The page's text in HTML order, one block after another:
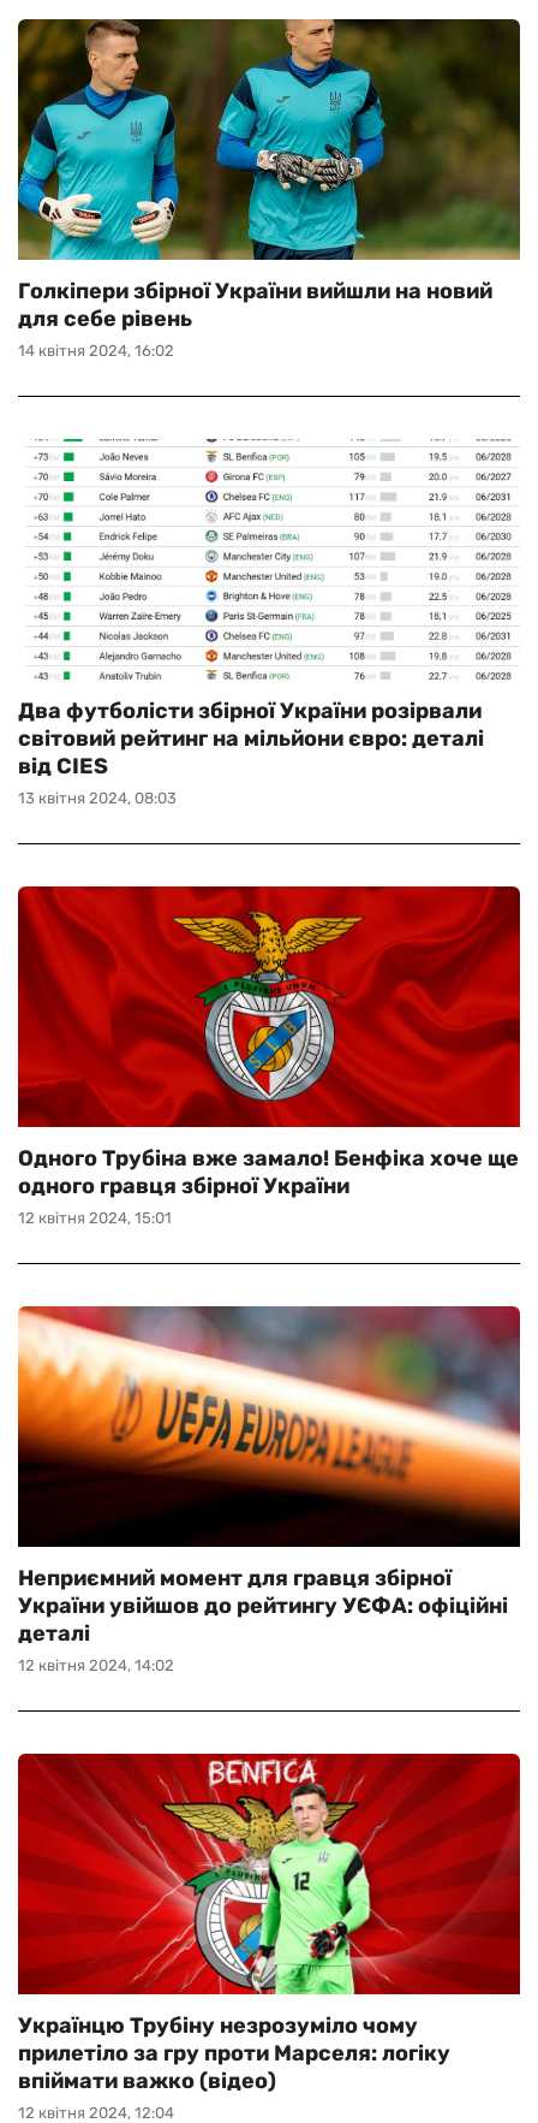
14 квітня 2024, 16:02
Голкіпери збірної України вийшли на новий
для себе рівень
13 квітня 2024, 08:03
Два футболісти збірної України розірвали
світовий рейтинг на мільйони євро: деталі
від CIES
12 квітня 2024, 15:01
Одного Трубіна вже замало! Бенфіка хоче ще
одного гравця збірної України
12 квітня 2024, 14:02
Неприємний момент для гравця збірної
України увійшов до рейтингу УЄФА: офіційні
деталі
12 квітня 2024, 12:04
Українцю Трубіну незрозуміло чому
прилетіло за гру проти Марселя: логіку
впіймати важко (відео)